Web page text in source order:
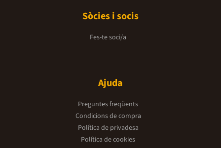
Sòcies i socis
Fes-te soci/a
Ajuda
Preguntes freqüents
Condicions de compra
Política de privadesa
Política de cookies